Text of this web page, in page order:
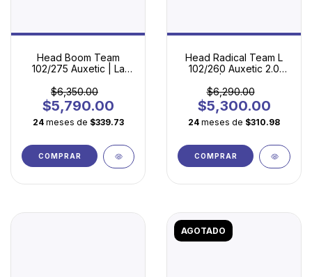
Head Boom Team
102/275 Auxetic | La
Empezar a Jugar
$6,350.00
$5,790.00
24 meses de $339.73
COMPRAR
Head Radical Team L
102/260 Auxetic 2.0
Entrada al Tenis
Competitivo
$6,290.00
$5,300.00
24 meses de $310.98
COMPRAR
AGOTADO